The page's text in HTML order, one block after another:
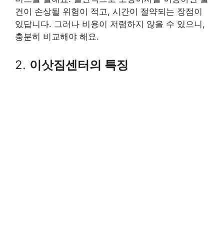
건이 손상될 위험이 적고, 시간이 절약되는 장점이
있답니다. 그러나 비용이 저렴하지 않을 수 있으니,
충분히 비교해야 해요.
2. 이삿짐센터의 특징